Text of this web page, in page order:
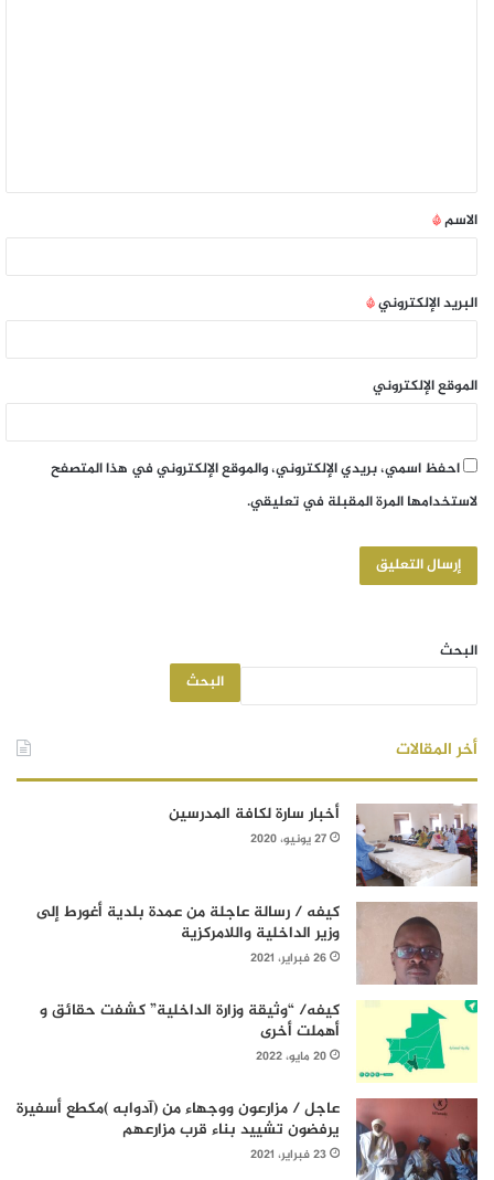
الاسم*
البريد الإلكتروني*
الموقع الإلكتروني
احفظ اسمي، بريدي الإلكتروني، والموقع الإلكتروني في هذا المتصفح
لاستخدامها المرة المقبلة في تعليقي.
البحث
البحث
أخر المقالات
أخبار سارة لكافة المدرسين
27 يونيو، 2020
كيفه / رسالة عاجلة من عمدة بلدية أغورط إلى
وزير الداخلية واللامركزية
26 فبراير، 2021
كيفه/ “وثيقة وزارة الداخلية” كشفت حقائق و
أهملت أخرى
20 مايو، 2022
عاجل / مزارعون ووجهاء من (آدوابه )مكطع أسفيرة
يرفضون تشييد بناء قرب مزارعهم
23 فبراير، 2021